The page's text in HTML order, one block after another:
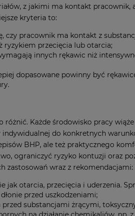
z jakimi ma kontakt pracownik,
kryteria to:
czy pracownik ma kontakt z
przecięcia lub otarcia;
innych rękawic niż
dopasowane powinny być
Każde środowisko pracy
do konkretnych
BHP, ale też praktycznego
ograniczyć ryzyko kontuzji oraz
zastosowań wraz z rekomendacjami:
jak otarcia, przecięcia i uderzenia.
przed uszkodzeniami;
substancjami żrącymi,